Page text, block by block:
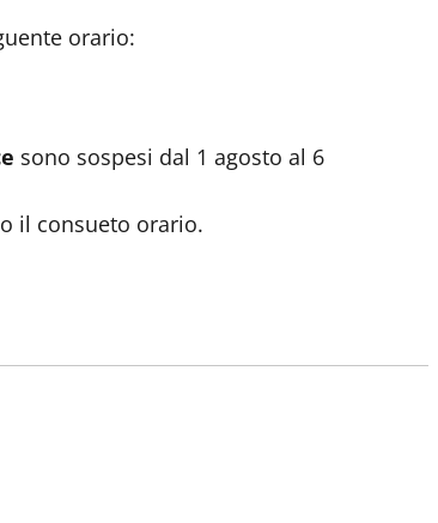
orario:
sono sospesi dal 1 agosto al 6
il consueto orario.